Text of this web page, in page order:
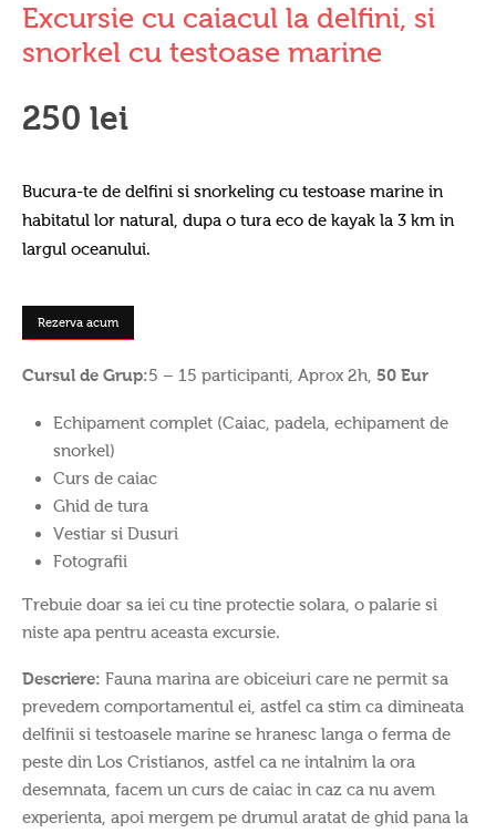
Excursie cu caiacul la delfini, si
snorkel cu testoase marine
250 lei
Bucura-te de delfini si snorkeling cu testoase marine in
habitatul lor natural, dupa o tura eco de kayak la 3 km in
largul oceanului.
Rezerva acum
Cursul de Grup:5 – 15 participanti, Aprox 2h, 50 Eur
Echipament complet (Caiac, padela, echipament de
snorkel)
Curs de caiac
Ghid de tura
Vestiar si Dusuri
Fotografii
Trebuie doar sa iei cu tine protectie solara, o palarie si
niste apa pentru aceasta excursie.
Descriere: Fauna marina are obiceiuri care ne permit sa
prevedem comportamentul ei, astfel ca stim ca dimineata
delfinii si testoasele marine se hranesc langa o ferma de
peste din Los Cristianos, astfel ca ne intalnim la ora
desemnata, facem un curs de caiac in caz ca nu avem
experienta, apoi mergem pe drumul aratat de ghid pana la